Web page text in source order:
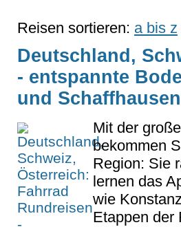
Reisen sortieren: a bis z
Deutschland,
- entspannte
und Schaffhausen
Mit der
bekommen
Region: Sie
lernen das
wie
Etappen der